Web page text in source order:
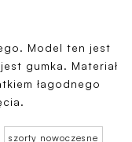
Model ten jest
gumka. Materiał
łagodnego
szorty nowoczesne